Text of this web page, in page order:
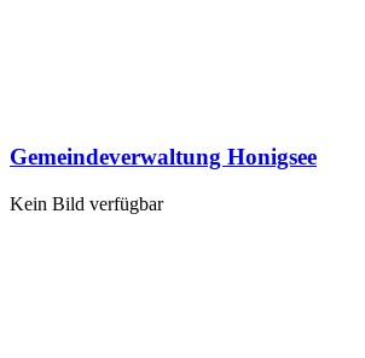
Gemeindeverwaltung Honigsee
Kein Bild verfügbar